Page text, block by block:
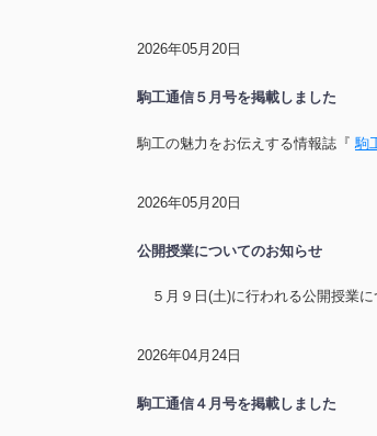
2026年05月20日
駒工通信５月号を掲載しました
駒工の魅力をお伝えする情報誌『 駒
2026年05月20日
公開授業についてのお知らせ
５月９日(土)に行われる公開授業に
2026年04月24日
駒工通信４月号を掲載しました